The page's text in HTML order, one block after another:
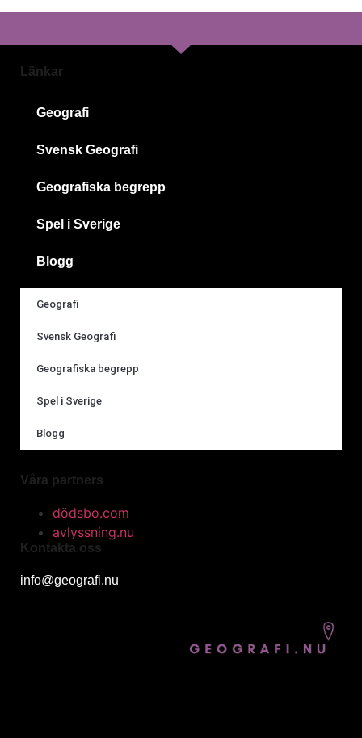
Länkar
Geografi
Svensk Geografi
Geografiska begrepp
Spel i Sverige
Blogg
Geografi
Svensk Geografi
Geografiska begrepp
Spel i Sverige
Blogg
Våra partners
dödsbo.com
avlyssning.nu
Kontakta oss
info@geografi.nu